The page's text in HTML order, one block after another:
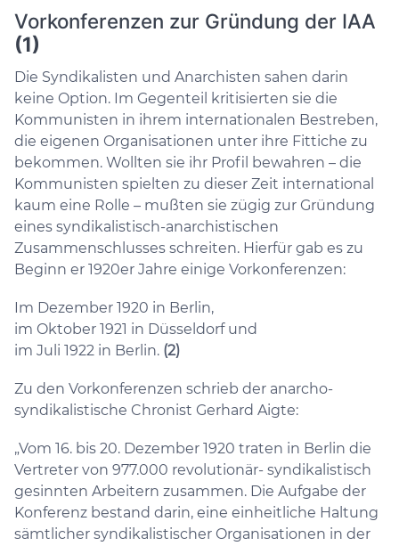
Vorkonferenzen zur Gründung der IAA
(1)
Die Syndikalisten und Anarchisten sahen darin
keine Option. Im Gegenteil kritisierten sie die
Kommunisten in ihrem internationalen Bestreben,
die eigenen Organisationen unter ihre Fittiche zu
bekommen. Wollten sie ihr Profil bewahren – die
Kommunisten spielten zu dieser Zeit international
kaum eine Rolle – mußten sie zügig zur Gründung
eines syndikalistisch-anarchistischen
Zusammenschlusses schreiten. Hierfür gab es zu
Beginn er 1920er Jahre einige Vorkonferenzen:
Im Dezember 1920 in Berlin,
im Oktober 1921 in Düsseldorf und
im Juli 1922 in Berlin. (2)
Zu den Vorkonferenzen schrieb der anarcho-
syndikalistische Chronist Gerhard Aigte:
„Vom 16. bis 20. Dezember 1920 traten in Berlin die
Vertreter von 977.000 revolutionär- syndikalistisch
gesinnten Arbeitern zusammen. Die Aufgabe der
Konferenz bestand darin, eine einheitliche Haltung
sämtlicher syndikalistischer Organisationen in der